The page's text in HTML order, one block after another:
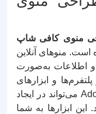
منوی کافی شاپ
است. منوهای آنلاین
و اطلاعات به‌صورت
و ابزارهای
طراحی آنلاین مثل Canva و Adobe Spark می‌تواند در ایجاد
ابزارها به شما